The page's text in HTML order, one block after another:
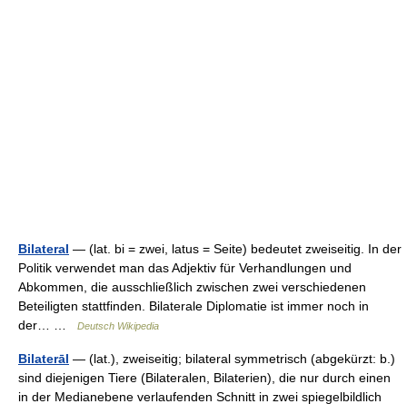
Bilateral — (lat. bi = zwei, latus = Seite) bedeutet zweiseitig. In der
Politik verwendet man das Adjektiv für Verhandlungen und
Abkommen, die ausschließlich zwischen zwei verschiedenen
Beteiligten stattfinden. Bilaterale Diplomatie ist immer noch in
der… …
Deutsch Wikipedia
Bilaterāl — (lat.), zweiseitig; bilateral symmetrisch (abgekürzt: b.)
sind diejenigen Tiere (Bilateralen, Bilaterien), die nur durch einen
in der Medianebene verlaufenden Schnitt in zwei spiegelbildlich